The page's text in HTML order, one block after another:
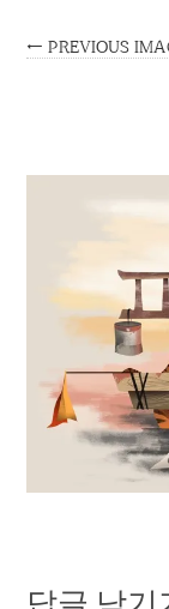
← PREVIOUS